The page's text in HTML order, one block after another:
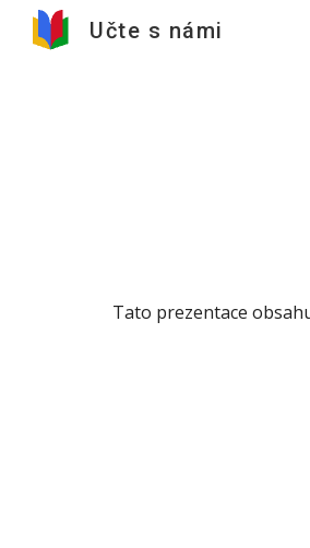
Učte s námi
Tato prezentace